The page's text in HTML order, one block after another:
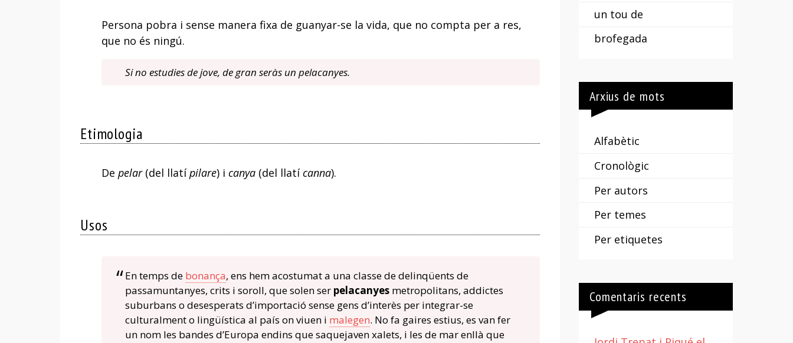
Persona pobra i sense manera fixa de guanyar-se la vida, que no compta per a res,
que no és ningú.
Si no estudies de jove, de gran seràs un pelacanyes.
Etimologia
De pelar(del llatípilare) i canya(del llatícanna).
Usos
En temps de bonança, ens hem acostumat a una classe de delinqüents de
passamuntanyes, crits i soroll, que solen ser pelacanyesmetropolitans, addictes
suburbans o desesperats d’importació sense gens d’interès per integrar-se
culturalment o lingüística al país on viuen i malegen. No fa gaires estius, es van fer
un nom les bandes d’Europa endins que saquejaven xalets, i les de mar enllà que
un tou de
brofegada
Arxius de mots
Alfabètic
Cronològic
Per autors
Per temes
Per etiquetes
Comentaris recents